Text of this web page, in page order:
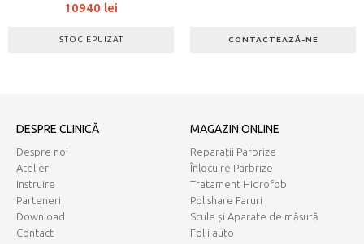
10940 lei
STOC EPUIZAT CONTACTEAZĂ-NE
DESPRE CLINICĂ
Despre noi
Atelier
Instruire
Parteneri
Download
Contact
MAGAZIN ONLINE
Reparații Parbrize
Înlocuire Parbrize
Tratament Hidrofob
Polishare Faruri
Scule și Aparate de măsură
Folii auto